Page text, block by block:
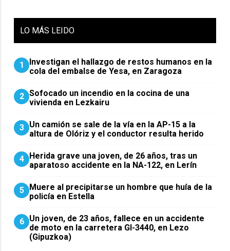
LO MÁS LEIDO
1
Investigan el hallazgo de restos humanos en la
cola del embalse de Yesa, en Zaragoza
2 Sofocado un incendio en la cocina de una
vivienda en Lezkairu
3 Un camión se sale de la vía en la AP-15 a la
altura de Olóriz y el conductor resulta herido
4 Herida grave una joven, de 26 años, tras un
aparatoso accidente en la NA-122, en Lerín
5 Muere al precipitarse un hombre que huía de la
policía en Estella
6 Un joven, de 23 años, fallece en un accidente
de moto en la carretera GI-3440, en Lezo
(Gipuzkoa)